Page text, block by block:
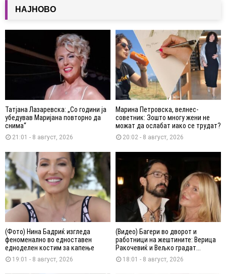
НАЈНОВО
Татјана Лазаревска: „Со години ја
убедував Маријана повторно да
снима“
21:01 - 8 август, 2026
Марина Петровска, велнес-
советник: Зошто многу жени не
можат да ослабат иако се трудат?
20:02 - 8 август, 2026
(Фото) Нина Бадриќ изгледа
феноменално во едноставен
едноделен костим за капење
19:01 - 8 август, 2026
(Видео) Багери во дворот и
работници на жештините: Верица
Ракочевиќ и Вељко градат...
18:01 - 8 август, 2026